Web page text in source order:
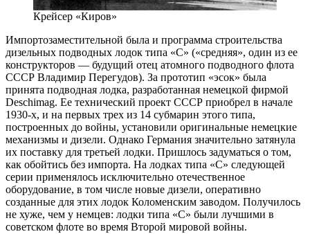
Крейсер «Киров»
Импортозаместительной была и программа строительства
дизельных подводных лодок типа «С» («средняя», один из ее
конструкторов — ​будущий отец атомного подводного флота
СССР Владимир Перегудов). За прототип «эсок» была
принята подводная лодка, разработанная немецкой фирмой
Deschimag. Ее технический проект СССР приобрел в начале
1930‑х, и на первых трех из 14 субмарин этого типа,
построенных до войны, установили оригинальные немецкие
механизмы и дизели. Однако Германия значительно затянула
их поставку для третьей лодки. Пришлось задуматься о том,
как обойтись без импорта. На лодках типа «С» следующей
серии применялось исключительно отечественное
оборудование, в том числе новые дизели, оперативно
созданные для этих лодок Коломенским заводом. Получилось
не хуже, чем у немцев: лодки типа «С» были лучшими в
советском флоте во время Второй мировой войны.